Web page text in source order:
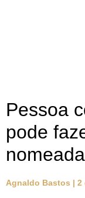
Pessoa
pode
Agnaldo Bastos 2